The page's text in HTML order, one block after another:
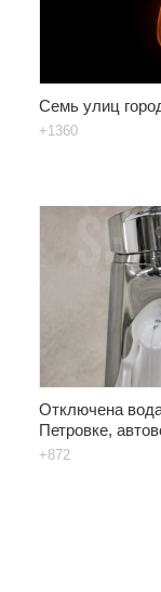
Семь улиц
+1360
Отключена
Петровке,
+872